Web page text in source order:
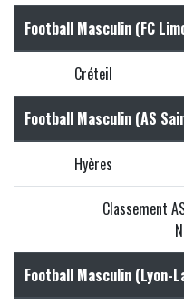
Football Masculin (FC
Créteil
Football Masculin (AS
Hyères
Classement
Football Masculin (Lyon-